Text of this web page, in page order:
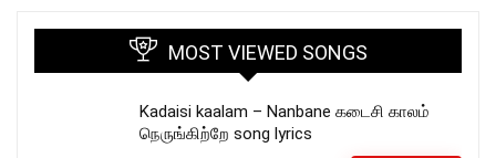
MOST VIEWED SONGS
Kadaisi kaalam – Nanbane கடைசி காலம்
நெருங்கிற்றே song lyrics